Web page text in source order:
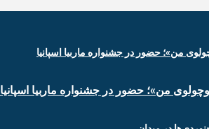
من»؛ حضور در جشنواره ماربیا اسپانیا